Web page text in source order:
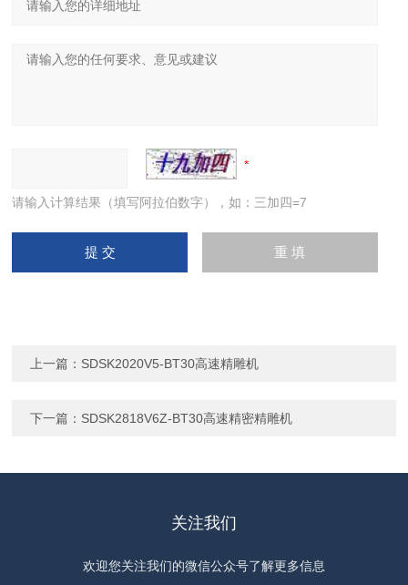
请输入计算结果（填写阿拉伯数字），如：三加四=7
上一篇： SDSK2020V5-BT30高速精雕机
下一篇： SDSK2818V6Z-BT30高速精密精雕机
关注我们
欢迎您关注我们的微信公众号了解更多信息